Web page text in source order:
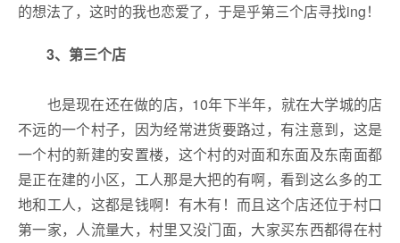
的想法了，这时的我也恋爱了，于是乎第三个店寻找ing！
3、 第三个店
也是现在还在做的店，10年下半年，就在大学城的店
不远的一个村子，因为经常进货要路过，有注意到，这是
一个村的新建的安置楼，这个村的对面和东面及东南面都
是正在建的小区，工人那是大把的有啊，看到这么多的工
地和工人，这都是钱啊！有木有！而且这个店还位于村口
第一家，人流量大，村里又没门面，大家买东西都得在村